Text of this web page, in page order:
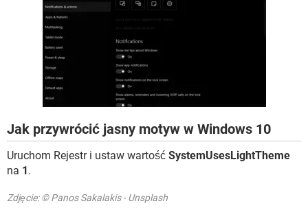
Jak przywrócić jasny motyw w Windows 10
Uruchom Rejestr i ustaw wartość SystemUsesLightTheme
na 1.
Zdjęcie: © Panos Sakalakis - Unsplash